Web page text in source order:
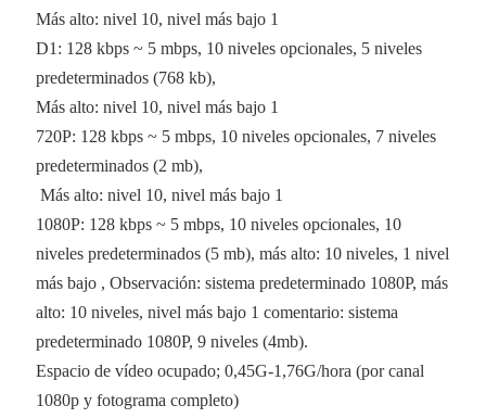
Más alto: nivel 10, nivel más bajo 1
D1: 128 kbps ~ 5 mbps, 10 niveles opcionales, 5 niveles
predeterminados (768 kb),
Más alto: nivel 10, nivel más bajo 1
720P: 128 kbps ~ 5 mbps, 10 niveles opcionales, 7 niveles
predeterminados (2 mb),
Más alto: nivel 10, nivel más bajo 1
1080P: 128 kbps ~ 5 mbps, 10 niveles opcionales, 10
niveles predeterminados (5 mb), más alto: 10 niveles, 1 nivel
más bajo , Observación: sistema predeterminado 1080P, más
alto: 10 niveles, nivel más bajo 1 comentario: sistema
predeterminado 1080P, 9 niveles (4mb).
Espacio de vídeo ocupado; 0,45G-1,76G/hora (por canal
1080p y fotograma completo)